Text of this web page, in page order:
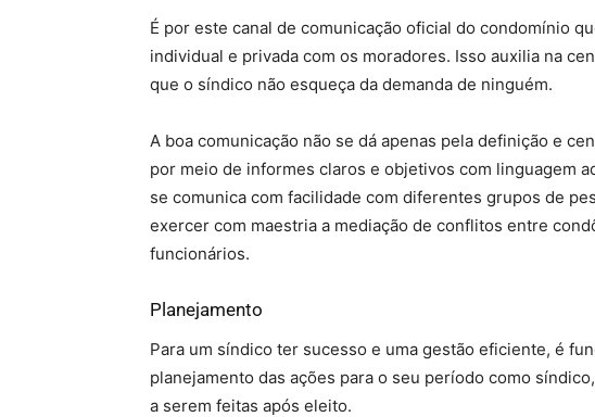
É por este canal de comunicação oficial do condomínio
individual e privada com os moradores. Isso auxilia na
que o síndico não esqueça da demanda de ninguém.
A boa comunicação não se dá apenas pela definição e
por meio de informes claros e objetivos com linguagem
se comunica com facilidade com diferentes grupos de
exercer com maestria a mediação de conflitos entre
funcionários.
Planejamento
Para um síndico ter sucesso e uma gestão eficiente, é
planejamento das ações para o seu período como
a serem feitas após eleito.